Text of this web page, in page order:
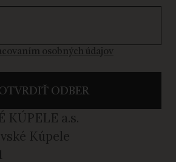
osobných údajov
osobných údajov
ODBER
KÚPELE a.s.
Kúpele